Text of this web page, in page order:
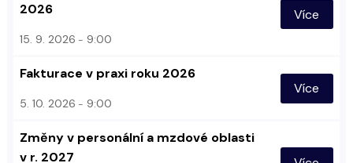
2026
15. 9. 2026 9:00
Více
Fakturace v praxi roku 2026
5. 10. 2026 9:00
Více
Změny v personální a mzdové oblasti
v r. 2027